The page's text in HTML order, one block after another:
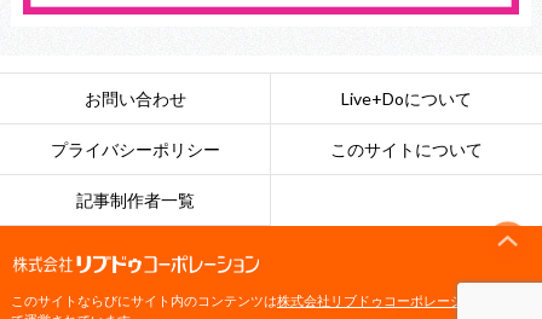
お問い合わせ Live+Doについて
プライバシーポリシー このサイトについて
記事制作者一覧
このサイトならびにサイト内のコンテンツは株式会社リブドゥコーポレーション